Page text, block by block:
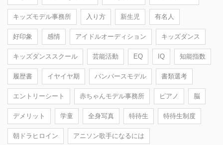
キッズモデル事務所 入り方 新生児 有名人
好印象 感情 アイドルオーディション キッズダンス
キッズダンススクール 芸能活動 EQ IQ 知能指数
履歴書 イヤイヤ期 パンパースモデル 書類選考
エントリーシート 赤ちゃんモデル事務所 ピアノ 脳
デメリット 学童 全身写真 特待生 特待生制度
朝ドラヒロイン アニソン歌手になるには